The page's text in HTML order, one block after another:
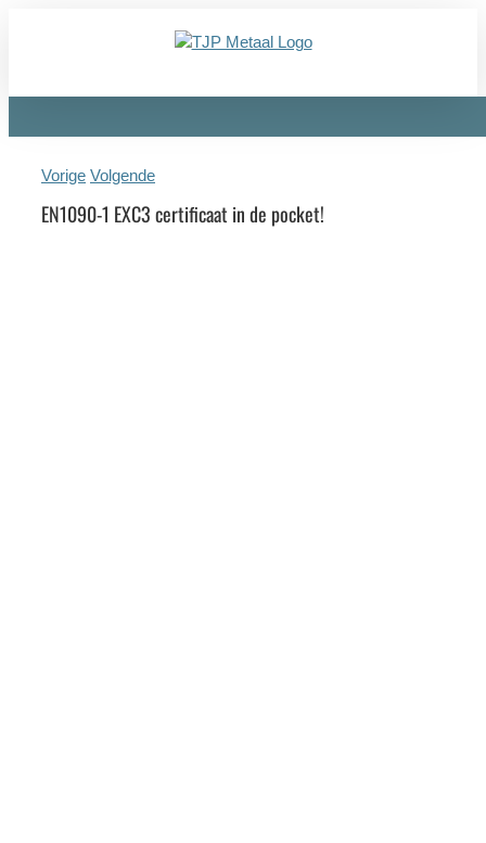
Vorige Volgende
EN1090-1 EXC3 certificaat in de pocket!